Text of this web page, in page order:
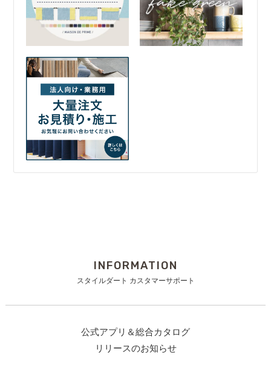
INFORMATION
スタイルダート カスタマーサポート
公式アプリ＆総合カタログ
リリースのお知らせ